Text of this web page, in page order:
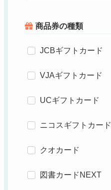
商品券の種類
JCBギフトカード
VJAギフトカード
UCギフトカード
ニコスギフトカード
クオカード
図書カードNEXT